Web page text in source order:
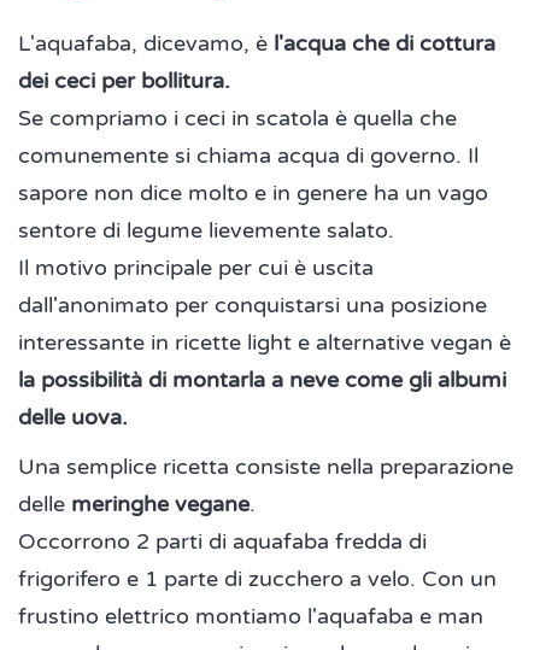
L'aquafaba, dicevamo, è l'acqua che di cottura
dei ceci per bollitura.
Se compriamo i ceci in scatola è quella che
comunemente si chiama acqua di governo. Il
sapore non dice molto e in genere ha un vago
sentore di legume lievemente salato.
Il motivo principale per cui è uscita
dall'anonimato per conquistarsi una posizione
interessante in ricette light e alternative vegan è
la possibilità di montarla a neve come gli albumi
delle uova.
Una semplice ricetta consiste nella preparazione
delle meringhe vegane.
Occorrono 2 parti di aquafaba fredda di
frigorifero e 1 parte di zucchero a velo. Con un
frustino elettrico montiamo l'aquafaba e man